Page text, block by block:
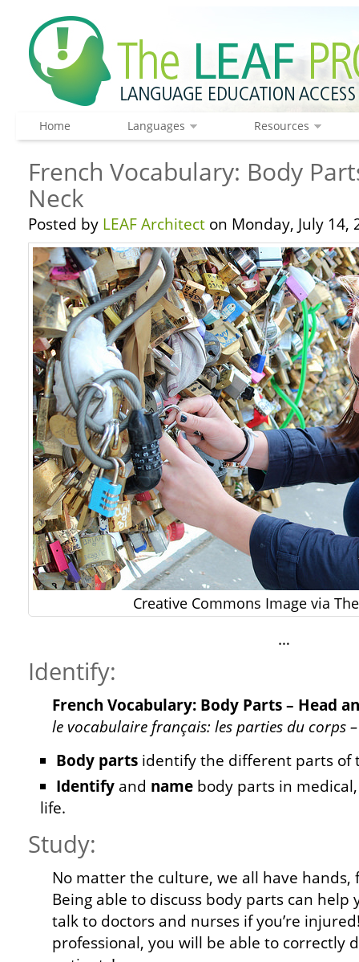
Home Languages Resources
French Vocabulary: Body
Neck
Posted by LEAF Architect on Monday, July 14,
Creative Commons Image via
…
Identify:
French Vocabulary: Body Parts – Head
le vocabulaire français: les parties du corps
Body parts identify the different parts
Identify and name body parts in
life.
Study:
No matter the culture, we all have hands,
Being able to discuss body parts can help
talk to doctors and nurses if you’re
professional, you will be able to correctly